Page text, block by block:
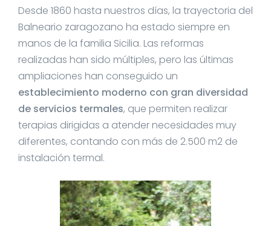
Desde 1860 hasta nuestros días, la trayectoria del
Balneario zaragozano ha estado siempre en
manos de la familia Sicilia. Las reformas
realizadas han sido múltiples, pero las últimas
ampliaciones han conseguido un
establecimiento moderno con gran diversidad
de servicios termales, que permiten realizar
terapias dirigidas a atender necesidades muy
diferentes, contando con más de 2.500 m2 de
instalación termal.